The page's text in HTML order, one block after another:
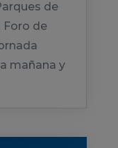
de
Foro de
mañana y